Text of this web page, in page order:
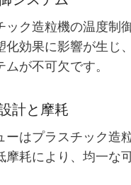
ック造粒機の温度制
化効果に影響が生じ
ムが不可欠です。
計と摩耗
ーはプラスチック造
摩耗により、均一な